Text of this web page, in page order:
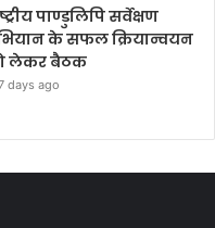
पाण्डुलिपि सर्वेक्षण
के सफल क्रियान्वयन
लेकर बैठक
days ago